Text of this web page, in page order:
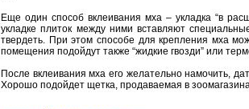
Еще один способ вклеивания мха – укладка “в
укладке плиток между ними вставляют
твердеть. При этом способе для крепления мха
помещения подойдут также “жидкие гвозди” или
После вклеивания мха его желательно намочить,
Хорошо подойдет щетка, продаваемая в